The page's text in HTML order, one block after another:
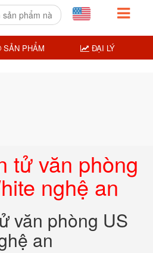
tử văn phòng
nghệ an
văn phòng US
an
SẢN PHẨM ĐẠI LÝ